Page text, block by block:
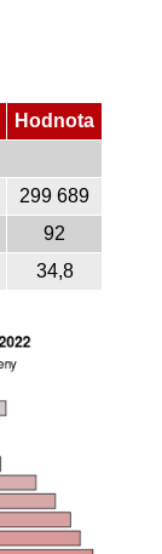
Hodnota
299 689
92
34,8